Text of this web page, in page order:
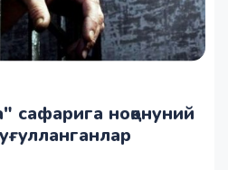
ноқонуний